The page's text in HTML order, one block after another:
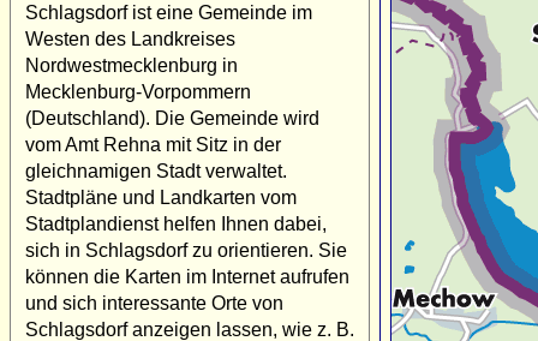
Schlagsdorf ist eine Gemeinde im
Westen des Landkreises
Nordwestmecklenburg in
Mecklenburg-Vorpommern
(Deutschland). Die Gemeinde wird
vom Amt Rehna mit Sitz in der
gleichnamigen Stadt verwaltet.
Stadtpläne und Landkarten vom
Stadtplandienst helfen Ihnen dabei,
sich in Schlagsdorf zu orientieren. Sie
können die Karten im Internet aufrufen
und sich interessante Orte von
Schlagsdorf anzeigen lassen, wie z. B.